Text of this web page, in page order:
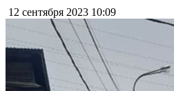
12 сентября 2023 10:09